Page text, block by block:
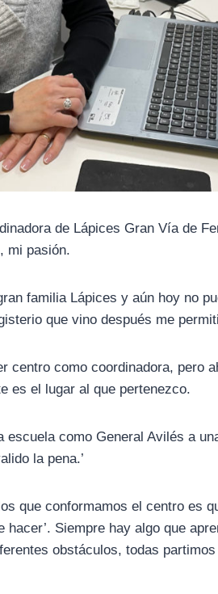
de Lápices Gran Vía de
mi pasión.
familia Lápices y aún hoy no
que vino después me
centro como coordinadora, pero
es el lugar al que pertenezco.
escuela como General Avilés a
la pena.’
que conformamos el centro es
hacer’. Siempre hay algo que
obstáculos, todas